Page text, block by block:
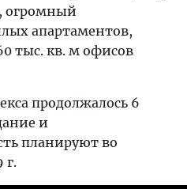
огромный
апартаментов,
тыс. кв. м офисов
продолжалось 6
и
планируют во
г.